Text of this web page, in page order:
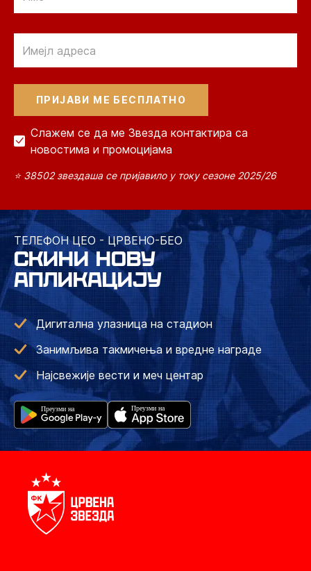
Слажем се да ме Звезда контактира са
новостима и промоцијама
⭐ 38502 звездаша се пријавило у току сезоне 2025/26
ТЕЛЕФОН ЦЕО - ЦРВЕНО-БЕО
СКИНИ НОВУ
АПЛИКАЦИЈУ
Дигитална улазница на стадион
Занимљива такмичења и вредне награде
Најсвежије вести и меч центар